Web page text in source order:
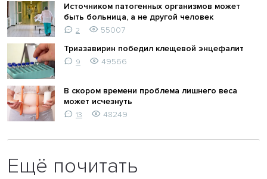
Источником патогенных организмов может
быть больница, а не другой человек
2
55007
Триазавирин победил клещевой энцефалит
9 49566
В скором времени проблема лишнего веса
может исчезнуть
13 48249
Ещё почитать